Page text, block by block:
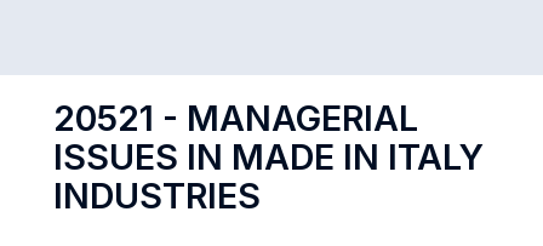
20521 - MANAGERIAL
ISSUES IN MADE IN ITALY
INDUSTRIES